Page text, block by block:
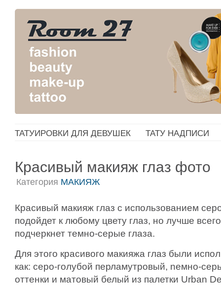
ТАТУИРОВКИ ДЛЯ ДЕВУШЕК ТАТУ НАДПИСИ
Красивый макияж глаз фото
Категория МАКИЯЖ
Красивый макияж глаз с использованием
подойдет к любому цвету глаз, но лучше
подчеркнет темно-серые глаза.
Для этого красивого макияжа глаз были
как: серо-голубой перламутровый, nемно-
оттенки и матовый белый из палетки Urban